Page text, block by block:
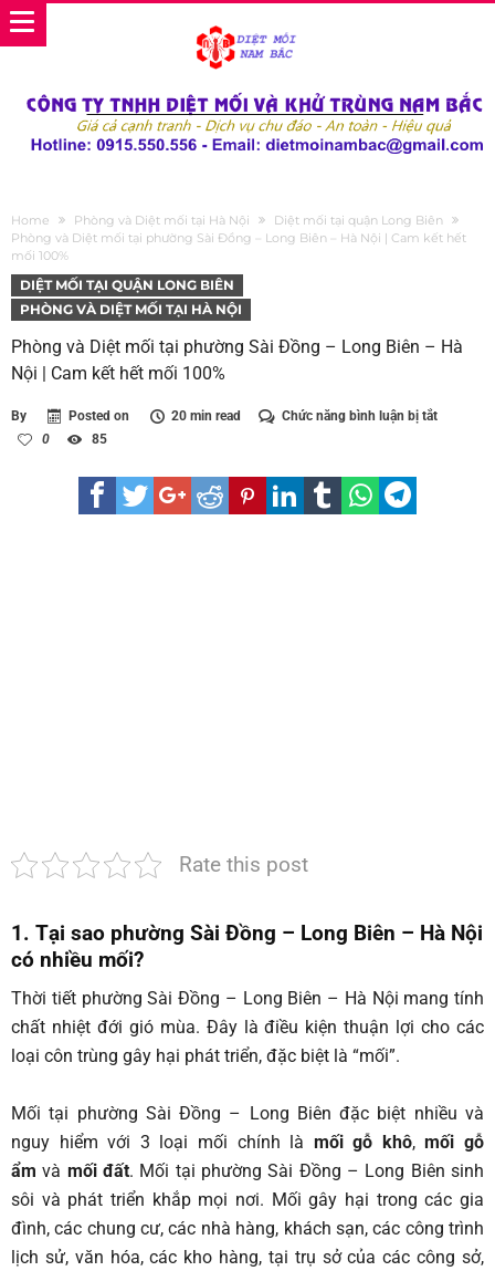
Home Phòng và Diệt mối tại Hà Nội
Diệt mối tại quận Long Biên
Phòng và Diệt mối tại phường Sài Đồng – Long Biên – Hà Nội | Cam kết hết
mối 100%
DIỆT MỐI TẠI QUẬN LONG BIÊN
PHÒNG VÀ DIỆT MỐI TẠI HÀ NỘI
Phòng và Diệt mối tại phường Sài Đồng – Long Biên – Hà
Nội | Cam kết hết mối 100%
By Posted on 20 min read Chức năng bình luận bị tắtở
0 85
Rate this post
1. Tại sao phường Sài Đồng – Long Biên – Hà Nội
có nhiều mối?
Thời tiết phường Sài Đồng – Long Biên – Hà Nội mang tính
chất nhiệt đới gió mùa. Đây là điều kiện thuận lợi cho các
loại côn trùng gây hại phát triển, đặc biệt là “mối”.
Mối tại phường Sài Đồng – Long Biênđặc biệt nhiều và
nguy hiểm với 3 loại mối chính là mối gỗ khô,mối gỗ
ẩm và mối đất. Mối tại phường Sài Đồng – Long Biên sinh
sôi và phát triển khắp mọi nơi. Mối gây hại trong các gia
đình, các chung cư, các nhà hàng, khách sạn, các công trình
lịch sử, văn hóa, các kho hàng, tại trụ sở của các công sở,